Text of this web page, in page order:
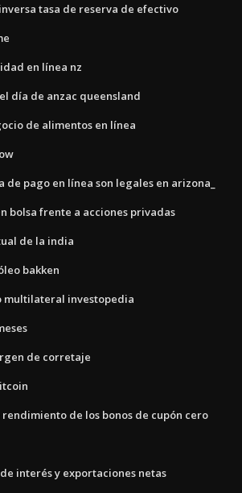
tasa de reserva de efectivo
en línea nz
día de anzac queensland
de alimentos en línea
de pago en línea son legales en arizona_
bolsa frente a acciones privadas
de la india
bakken
multilateral investopedia
de corretaje
de los bonos de cupón cero
interés y exportaciones netas